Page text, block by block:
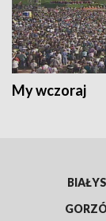
My wczoraj